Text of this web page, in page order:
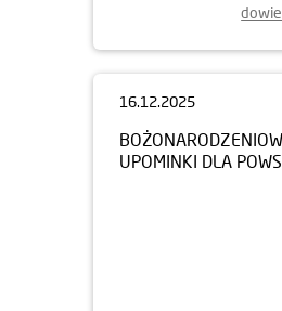
16.12.2025
UPOMINKI DLA